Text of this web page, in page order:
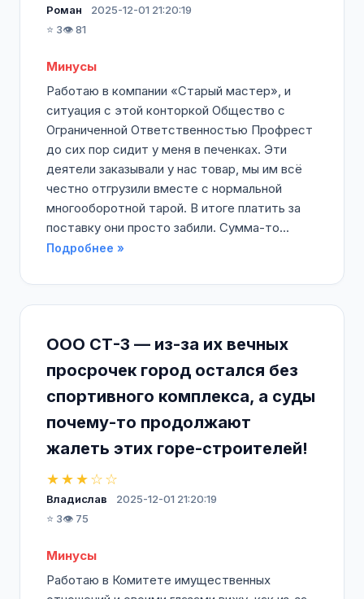
Роман
2025-12-01 21:20:19
⭐ 3👁️ 81
Минусы
Работаю в компании «Старый мастер», и
ситуация с этой конторкой Общество с
Ограниченной Ответственностью Профрест
до сих пор сидит у меня в печенках. Эти
деятели заказывали у нас товар, мы им всё
честно отгрузили вместе с нормальной
многооборотной тарой. В итоге платить за
поставку они просто забили. Сумма-то...
Подробнее »
ООО СТ-3 — из-за их вечных
просрочек город остался без
спортивного комплекса, а суды
почему-то продолжают
жалеть этих горе-строителей!
★★★☆☆
Владислав
2025-12-01 21:20:19
⭐ 3👁️ 75
Минусы
Работаю в Комитете имущественных